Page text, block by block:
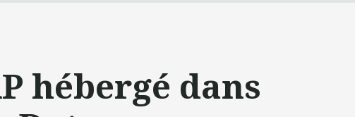
hébergé dans